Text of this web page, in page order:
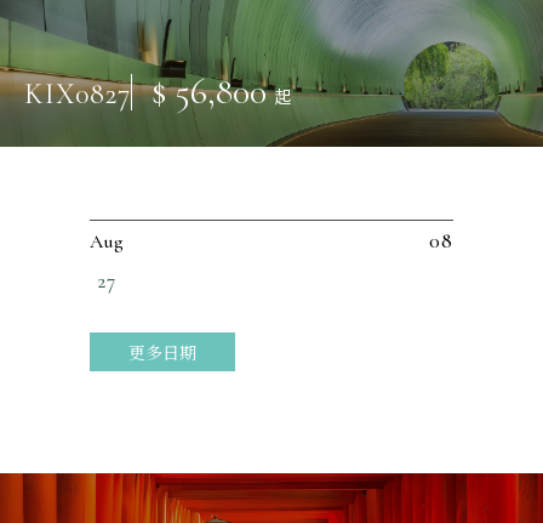
KIX0827 $ 56,800起
Aug
08
27
更多日期